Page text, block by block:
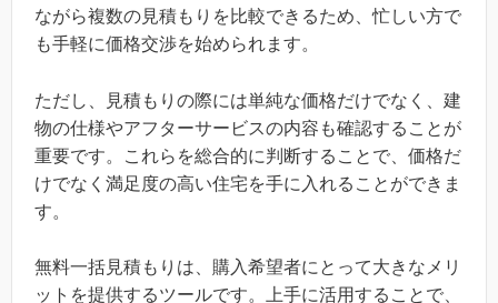
ながら複数の見積もりを比較できるため、忙しい方で
も手軽に価格交渉を始められます。
ただし、見積もりの際には単純な価格だけでなく、建
物の仕様やアフターサービスの内容も確認することが
重要です。これらを総合的に判断することで、価格だ
けでなく満足度の高い住宅を手に入れることができま
す。
無料一括見積もりは、購入希望者にとって大きなメリ
ットを提供するツールです。上手に活用することで、